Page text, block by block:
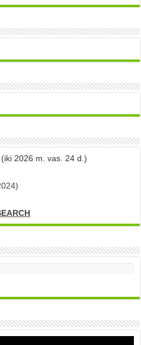
(iki 2026 m. vas. 24 d.)